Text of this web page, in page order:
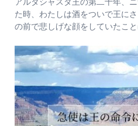
アルタシャスタ王の第二十年、
た時、わたしは酒をついで王に
の前で悲しげな顔をしていたこと